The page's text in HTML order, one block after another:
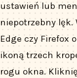
ustawień lub
niepotrzebny
Edge czy Firefox
ikoną trzech
rogu okna.